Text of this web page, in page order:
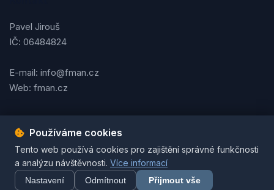
Pavel Jirouš
IČ: 06484824
E-mail: info@fman.cz
Web: fman.cz
Podmínky použitíOchrana osobních údajůCookies
© 2026 FMAN.cz. Všechna práva vyhrazena. | Vytvořil
Jirouš
Používáme cookies
Tento web používá cookies pro zajištění správné funkčnosti
a analýzu návštěvnosti. Více informací
Nastavení Odmítnout Přijmout vše